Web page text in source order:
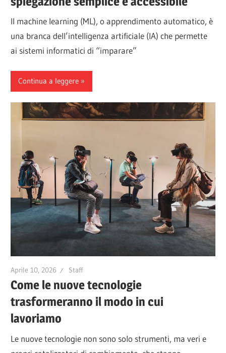
Il machine learning (ML), o apprendimento automatico, è
una branca dell’intelligenza artificiale (IA) che permette
ai sistemi informatici di “imparare”
Continua a leggere
Aprile 10, 2026 Staff
Come le nuove tecnologie
trasformeranno il modo in cui
lavoriamo
Le nuove tecnologie non sono solo strumenti, ma veri e